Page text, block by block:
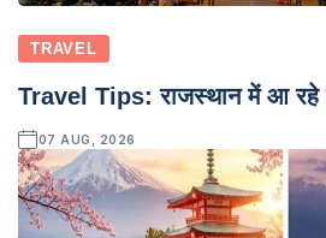
TRAVEL
Travel Tips: राजस्थान में आ रहे
07 AUG, 2026